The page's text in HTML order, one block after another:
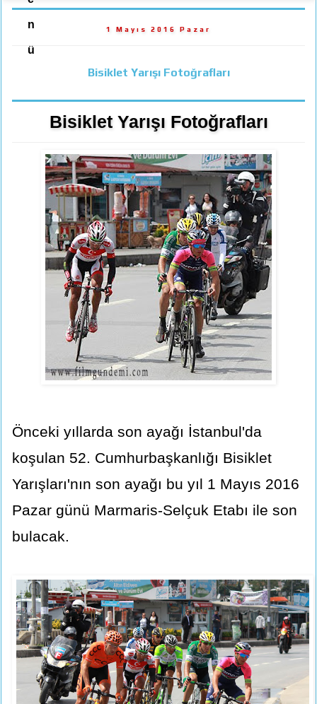
n
ü
1 Mayıs 2016 Pazar
Bisiklet Yarışı Fotoğrafları
Bisiklet Yarışı Fotoğrafları
Önceki yıllarda son ayağı İstanbul'da
koşulan 52. Cumhurbaşkanlığı Bisiklet
Yarışları'nın son ayağı bu yıl 1 Mayıs 2016
Pazar günü Marmaris-Selçuk Etabı ile son
bulacak.